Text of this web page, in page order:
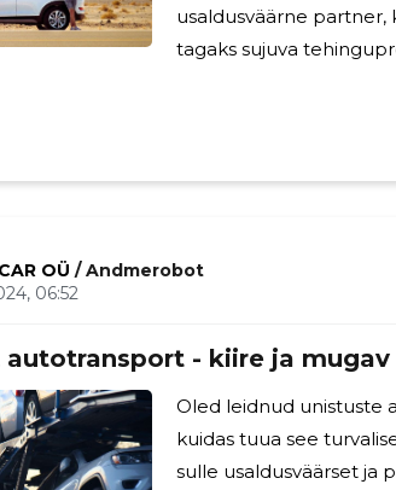
usaldusväärne partner,
tagaks sujuva
põhjalik eeltöö ning
mis aitab sul teha
OÜ / Andmerobot
06:52
autotransport - kiire ja
Oled leidnud unistuste
kuidas tuua see
sulle usaldusväärset ja